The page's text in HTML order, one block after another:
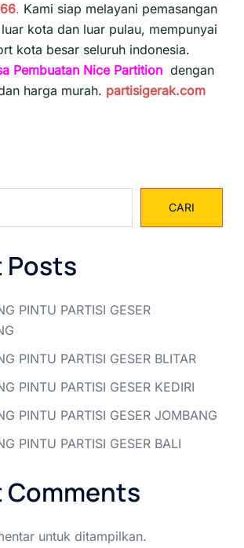
. Kami siap melayani pemasangan
kota dan luar pulau, mempunyai
kota besar seluruh indonesia.
Pembuatan Nice Partition dengan
harga murah. partisigerak.com
CARI
Posts
PINTU PARTISI GESER
PINTU PARTISI GESER BLITAR
PINTU PARTISI GESER KEDIRI
PINTU PARTISI GESER JOMBANG
PINTU PARTISI GESER BALI
Comments
untuk ditampilkan.